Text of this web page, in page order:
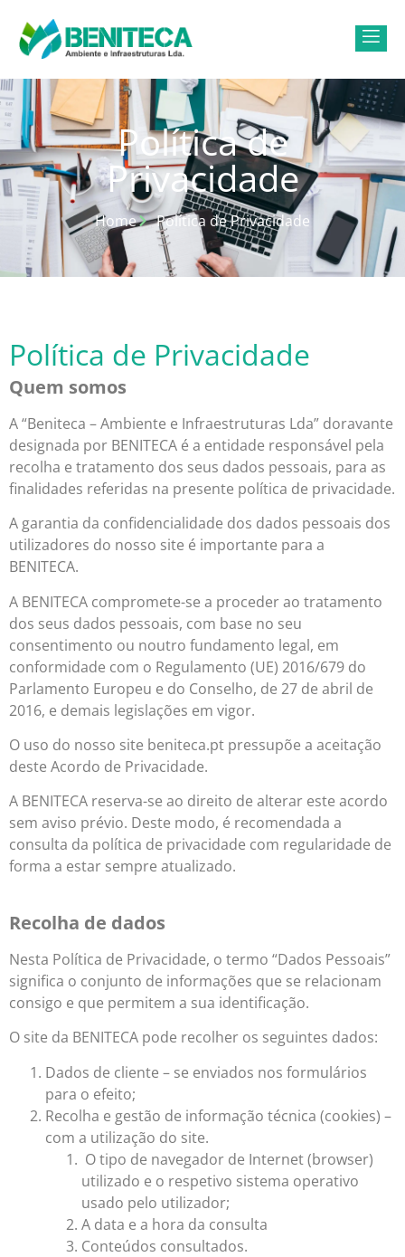
Política de
Privacidade
Home Política de Privacidade
Política de Privacidade
Quem somos
A “Beniteca – Ambiente e Infraestruturas Lda” doravante
designada por BENITECA é a entidade responsável pela
recolha e tratamento dos seus dados pessoais, para as
finalidades referidas na presente política de privacidade.
A garantia da confidencialidade dos dados pessoais dos
utilizadores do nosso site é importante para a
BENITECA.
A BENITECA compromete-se a proceder ao tratamento
dos seus dados pessoais, com base no seu
consentimento ou noutro fundamento legal, em
conformidade com o Regulamento (UE) 2016/679 do
Parlamento Europeu e do Conselho, de 27 de abril de
2016, e demais legislações em vigor.
O uso do nosso site beniteca.pt pressupõe a aceitação
deste Acordo de Privacidade.
A BENITECA reserva-se ao direito de alterar este acordo
sem aviso prévio. Deste modo, é recomendada a
consulta da política de privacidade com regularidade de
forma a estar sempre atualizado.
Recolha de dados
Nesta Política de Privacidade, o termo “Dados Pessoais”
significa o conjunto de informações que se relacionam
consigo e que permitem a sua identificação.
O site da BENITECA pode recolher os seguintes dados:
Dados de cliente – se enviados nos formulários
para o efeito;
Recolha e gestão de informação técnica (cookies) –
com a utilização do site.
O tipo de navegador de Internet (browser)
utilizado e o respetivo sistema operativo
usado pelo utilizador;
A data e a hora da consulta
Conteúdos consultados.